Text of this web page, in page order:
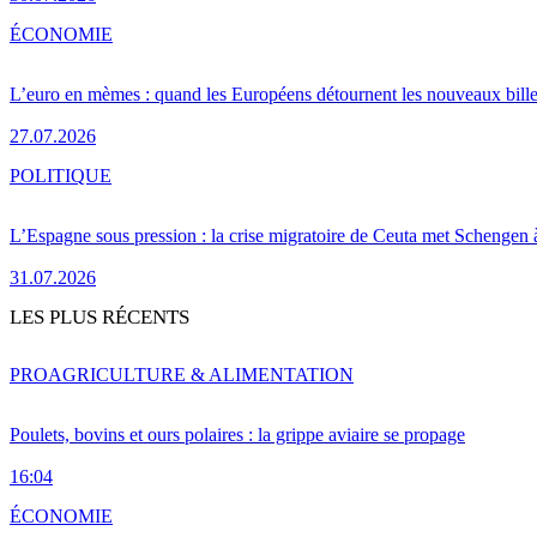
L’euro en mèmes : quand les Européens détournent les nouveaux
27.07.2026
ÉCONOMIE
L’Espagne sous pression : la crise migratoire de Ceuta met Schengen
31.07.2026
POLITIQUE
LES PLUS RÉCENTS
Poulets, bovins et ours polaires : la grippe aviaire se propage
16:04
PROAGRICULTURE & ALIMENTATION
ÉCONOMIE